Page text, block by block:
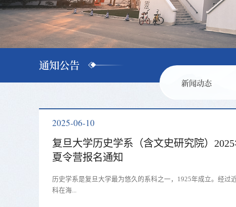
通知公告
新闻动态
2025-06-10
复旦大学历史学系（含文史研究院）
夏令营报名通知
历史学系是复旦大学最为悠久的系科之一，1925年成立。经过
科在海...